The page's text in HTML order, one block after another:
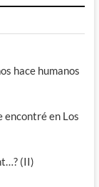
hace humanos
encontré en Los
(II)